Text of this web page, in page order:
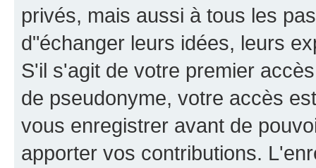
privés, mais aussi à tous les
d"échanger leurs idées, leurs
S'il s'agit de votre premier
de pseudonyme, votre accès
vous enregistrer avant de
apporter vos contributions.